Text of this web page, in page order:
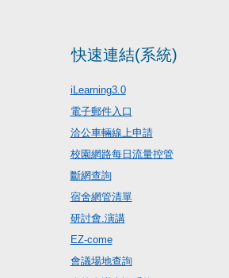
快速連結(系統)
iLearning3.0
電子郵件入口
洽公車輛線上申請
校園網路每日流量控管
斷網查詢
宿舍網管清單
研討會.演講
EZ-come
會議場地查詢